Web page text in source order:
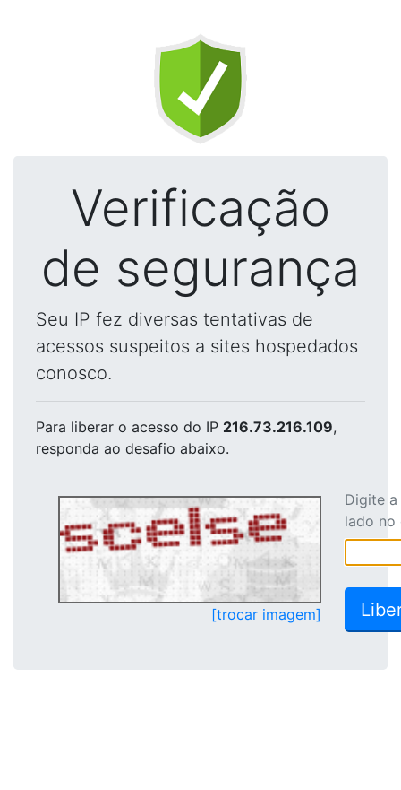
Verificação
de segurança
Seu IP fez diversas tentativas de
acessos suspeitos a sites hospedados
conosco.
Para liberar o acesso do IP 216.73.216.109,
responda ao desafio abaixo.
[trocar imagem]
Digite
lado no